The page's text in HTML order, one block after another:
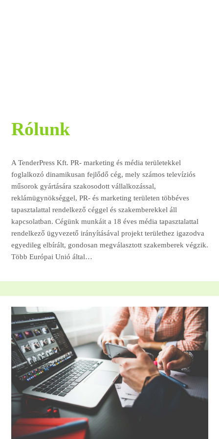
Rólunk
A TenderPress Kft. PR- marketing és média területekkel
foglalkozó dinamikusan fejlődő cég, mely számos televíziós
műsorok gyártására szakosodott vállalkozással,
reklámügynökséggel, PR- és marketing területen többéves
tapasztalattal rendelkező céggel és szakemberekkel áll
kapcsolatban. Cégünk munkáit a 18 éves média tapasztalattal
rendelkező ügyvezető irányításával projekt területhez igazodva
egyedileg elbírált, gondosan megválasztott szakemberek végzik.
Több Európai Unió által…